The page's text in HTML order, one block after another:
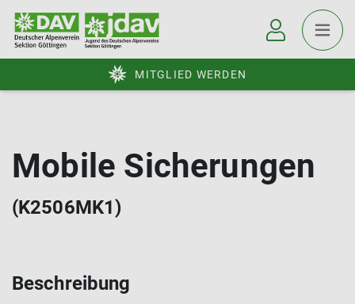
MITGLIED WERDEN
Mobile Sicherungen
(K2506MK1)
Beschreibung